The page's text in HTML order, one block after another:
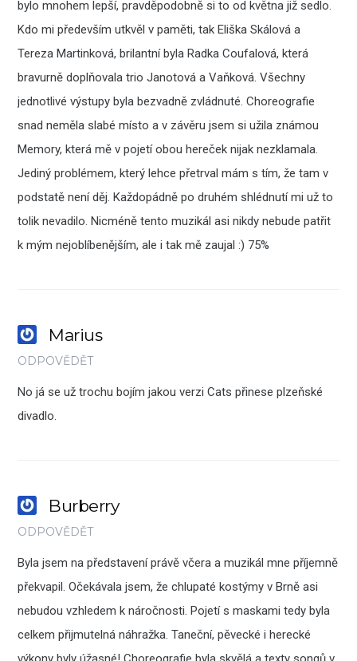
bylo mnohem lepší, pravděpodobně si to od května již sedlo.
Kdo mi především utkvěl v paměti, tak Eliška Skálová a
Tereza Martinková, brilantní byla Radka Coufalová, která
bravurně doplňovala trio Janotová a Vaňková. Všechny
jednotlivé výstupy byla bezvadně zvládnuté. Choreografie
snad neměla slabé místo a v závěru jsem si užila známou
Memory, která mě v pojetí obou hereček nijak nezklamala.
Jediný problémem, který lehce přetrval mám s tím, že tam v
podstatě není děj. Každopádně po druhém shlédnutí mi už to
tolik nevadilo. Nicméně tento muzikál asi nikdy nebude patřit
k mým nejoblíbenějším, ale i tak mě zaujal :) 75%
Marius
ODPOVĚDĚT
No já se už trochu bojím jakou verzi Cats přinese plzeňské
divadlo.
Burberry
ODPOVĚDĚT
Byla jsem na představení právě včera a muzikál mne příjemně
překvapil. Očekávala jsem, že chlupaté kostýmy v Brně asi
nebudou vzhledem k náročnosti. Pojetí s maskami tedy byla
celkem přijmutelná náhražka. Taneční, pěvecké i herecké